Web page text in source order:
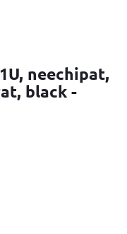
neechipat,
black -